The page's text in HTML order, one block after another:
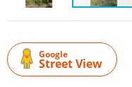
Google
Street View